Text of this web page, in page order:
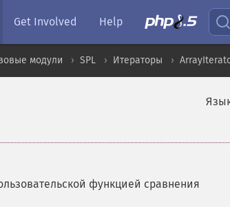
Get Involved Help
модули SPL Итераторы
функцией сравнения